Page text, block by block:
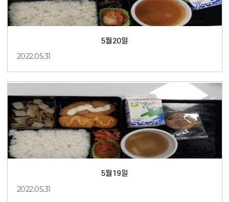
5월20일
2022.05.31
5월19일
2022.05.31